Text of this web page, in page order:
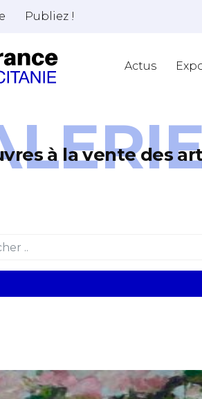
Publiez !
Actus
à la vente des